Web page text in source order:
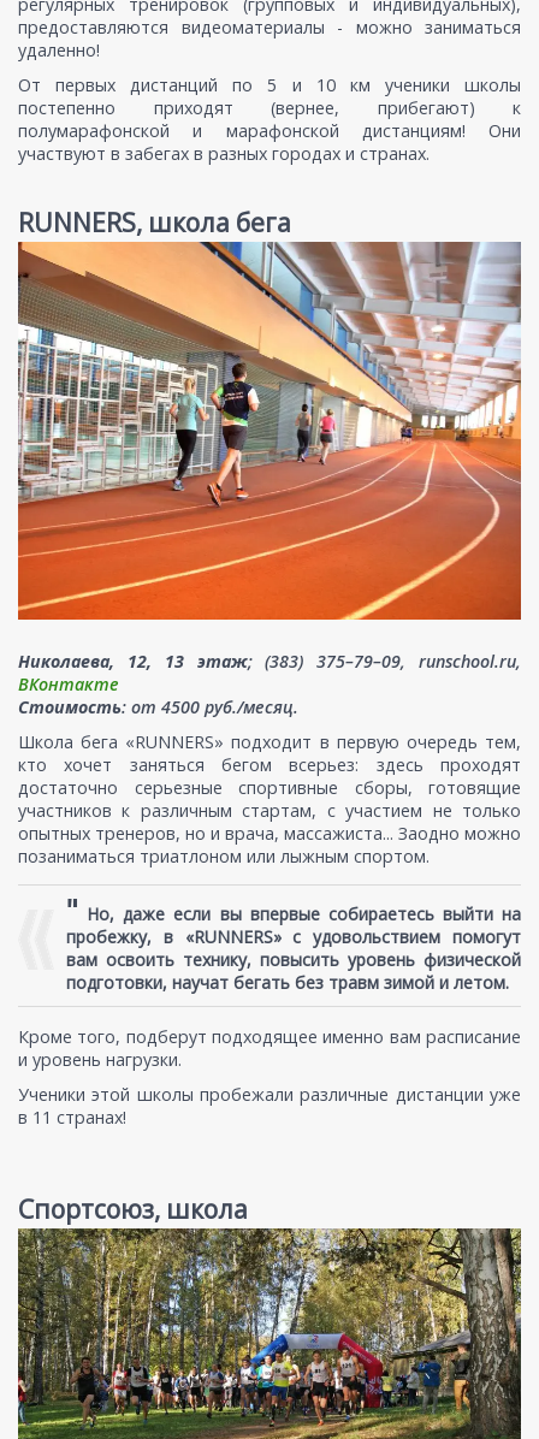
предоставляются видеоматериалы - можно заниматься
удаленно!
От первых дистанций по 5 и 10 км ученики школы
постепенно приходят (вернее, прибегают) к
полумарафонской и марафонской дистанциям! Они
участвуют в забегах в разных городах и странах.
RUNNERS, школа бега
Николаева, 12, 13 этаж; (383) 375–79–09, runschool.ru,
ВКонтакте
Стоимость: от 4500 руб./месяц.
Школа бега «RUNNERS» подходит в первую очередь тем,
кто хочет заняться бегом всерьез: здесь проходят
достаточно серьезные спортивные сборы, готовящие
участников к различным стартам, с участием не только
опытных тренеров, но и врача, массажиста... Заодно можно
позаниматься триатлоном или лыжным спортом.
" Но, даже если вы впервые собираетесь выйти на
пробежку, в «RUNNERS» с удовольствием помогут
вам освоить технику, повысить уровень физической
подготовки, научат бегать без травм зимой и летом.
Кроме того, подберут подходящее именно вам расписание
и уровень нагрузки.
Ученики этой школы пробежали различные дистанции уже
в 11 странах!
Спортсоюз, школа